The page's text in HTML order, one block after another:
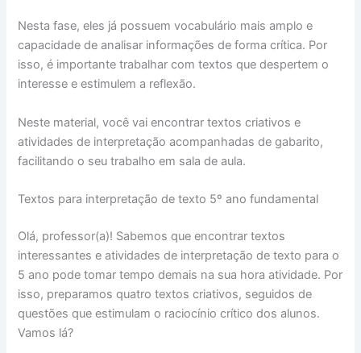
Nesta fase, eles já possuem vocabulário mais amplo e
capacidade de analisar informações de forma crítica. Por
isso, é importante trabalhar com textos que despertem o
interesse e estimulem a reflexão.
Neste material, você vai encontrar textos criativos e
atividades de interpretação acompanhadas de gabarito,
facilitando o seu trabalho em sala de aula.
Textos para interpretação de texto 5º ano fundamental
Olá, professor(a)! Sabemos que encontrar textos
interessantes e atividades de interpretação de texto para o
5 ano pode tomar tempo demais na sua hora atividade. Por
isso, preparamos quatro textos criativos, seguidos de
questões que estimulam o raciocínio crítico dos alunos.
Vamos lá?